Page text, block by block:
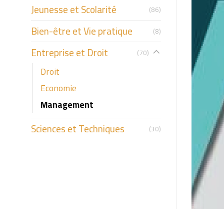
Jeunesse et Scolarité (86)
Bien-être et Vie pratique (8)
Entreprise et Droit (70)
Droit
Economie
Management
Sciences et Techniques (30)